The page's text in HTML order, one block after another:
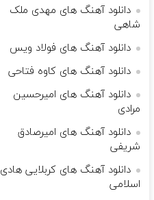
دانلود آهنگ های مهدی ملک
شاهی
دانلود آهنگ های فولاد ویس
دانلود آهنگ های کاوه فتاحی
دانلود آهنگ های امیرحسین
مرادی
دانلود آهنگ های امیرصادق
شریفی
دانلود آهنگ های کربلایی هادی
اسلامی